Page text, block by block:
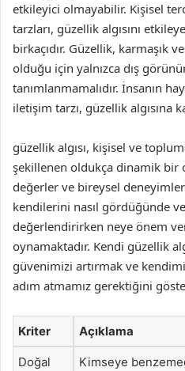
etkileyici olmayabilir. Kişisel
tarzları, güzellik algısını
birkaçıdır. Güzellik, karmaşık
olduğu için yalnızca dış
tanımlanmamalıdır. İnsanın
iletişim tarzı, güzellik algısına
güzellik algısı, kişisel ve
şekillenen oldukça dinamik bir
değerler ve bireysel
kendilerini nasıl gördüğünde ve
değerlendirirken neye önem
oynamaktadır. Kendi güzellik
güvenimizi artırmak ve
adım atmamız gerektiğini
Kriter Açıklama
Doğal
Kimseye